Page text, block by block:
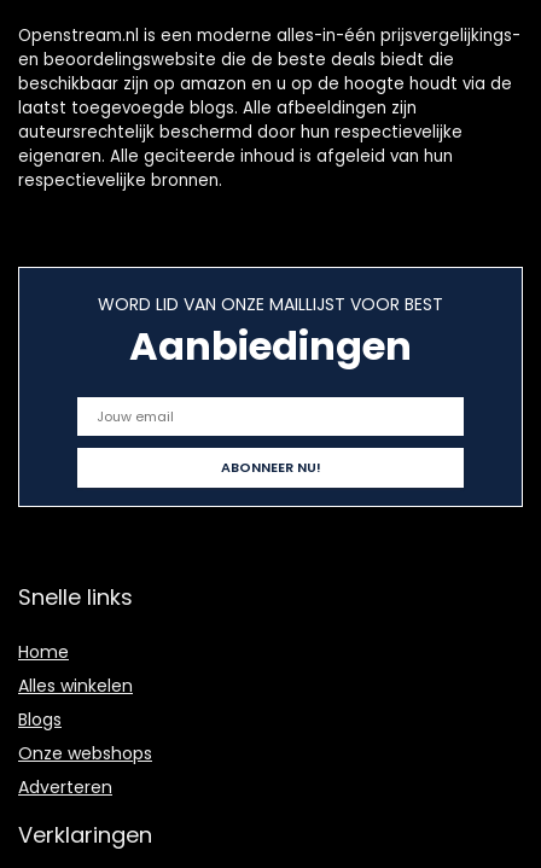
Openstream.nl is een moderne alles-in-één prijsvergelijkings-
en beoordelingswebsite die de beste deals biedt die
beschikbaar zijn op amazon en u op de hoogte houdt via de
laatst toegevoegde blogs. Alle afbeeldingen zijn
auteursrechtelijk beschermd door hun respectievelijke
eigenaren. Alle geciteerde inhoud is afgeleid van hun
respectievelijke bronnen.
WORD LID VAN ONZE MAILLIJST VOOR BEST
Aanbiedingen
Snelle links
Home
Alles winkelen
Blogs
Onze webshops
Adverteren
Verklaringen